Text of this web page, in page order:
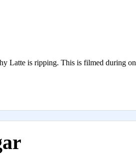
Latte is ripping. This is filmed during